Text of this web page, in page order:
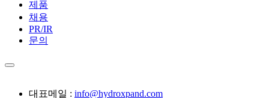
제품
채용
PR/IR
문의
대표메일 : info@hydroxpand.com